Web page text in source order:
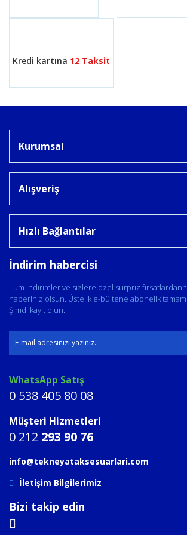
Kredi kartına 12 Taksit
Kurumsal
Alışveriş
Hızlı Bağlantılar
İndirim habercisi
Tüm indirimler ve sizlere özel sürpriz
haberiniz olsun. Üstelik e-bültene abonelik
Şimdi kayıt olun.
WhatsApp Satış
0 538 405 80 08
Müşteri Hizmetleri
0 212 293 90 76
info@tekneyataksesuarlari.com
İletişim Bilgilerimiz
Bizi takip edin